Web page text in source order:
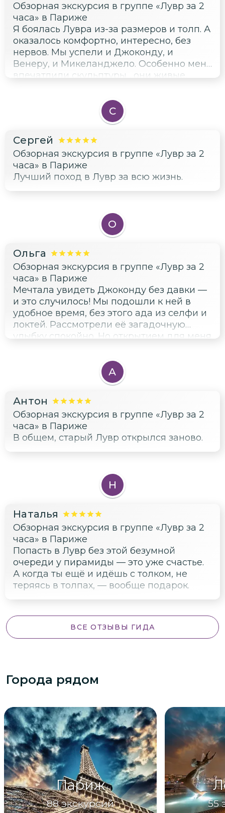
Обзорная экскурсия в группе «Лувр за 2
часа» в Париже
Я боялась Лувра из-за размеров и толп. А
оказалось комфортно, интересно, без
нервов. Мы успели и Джоконду, и
Венеру, и Микеланджело. Особенно меня
впечатлили скульптуры , они живые,
холодно, темно и чувствуется дух
Средневековья. А потом мы вышли в
парадные залы, и я представила, как
невероятный. Обязательно приду ещё,
теперь я Лувр не боюсь, я его полюбила.
С
Сергей
Обзорная экскурсия в группе «Лувр за 2
часа» в Париже
Лучший поход в Лувр за всю жизнь.
О
Ольга
Обзорная экскурсия в группе «Лувр за 2
часа» в Париже
Мечтала увидеть Джоконду без давки —
и это случилось! Мы подошли к ней в
удобное время, без этого ада из селфи и
локтей. Рассмотрели её загадочную
улыбку спокойно. Но открытием для меня
Милосская — она такая живая, тёплая,
нежная. А Ника Самофракийская — вся в
движении, как будто летит. И подземелья
крепости, — это вообще машина
времени.
А
Антон
Обзорная экскурсия в группе «Лувр за 2
часа» в Париже
В общем, старый Лувр открылся заново.
Н
Наталья
Обзорная экскурсия в группе «Лувр за 2
часа» в Париже
Попасть в Лувр без этой безумной
очереди у пирамиды — это уже счастье.
А когда ты ещё и идёшь с толком, не
теряясь в толпах, — вообще подарок.
ВСЕ ОТЗЫВЫ ГИДА
Города рядом
Париж
88 экскурсий 55